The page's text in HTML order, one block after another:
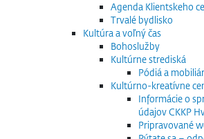
Agenda Klientskeho
Trvalé bydlisko
Kultúra a voľný čas
Bohoslužby
Kultúrne strediská
Pódiá a mobiliár
Kultúrno-kreatívne
Informácie o
údajov CKKP
Pripravované